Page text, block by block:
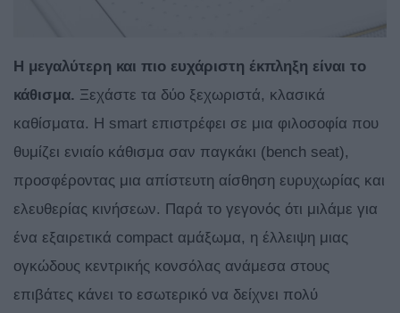
Η μεγαλύτερη και πιο ευχάριστη έκπληξη είναι το
κάθισμα. Ξεχάστε τα δύο ξεχωριστά, κλασικά
καθίσματα. Η smart επιστρέφει σε μια φιλοσοφία που
θυμίζει ενιαίο κάθισμα σαν παγκάκι (bench seat),
προσφέροντας μια απίστευτη αίσθηση ευρυχωρίας και
ελευθερίας κινήσεων. Παρά το γεγονός ότι μιλάμε για
ένα εξαιρετικά compact αμάξωμα, η έλλειψη μιας
ογκώδους κεντρικής κονσόλας ανάμεσα στους
επιβάτες κάνει το εσωτερικό να δείχνει πολύ